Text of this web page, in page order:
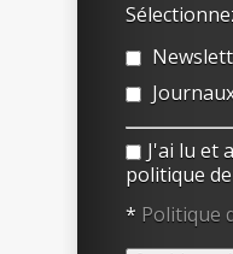
J'ai lu et
politique
* Politique